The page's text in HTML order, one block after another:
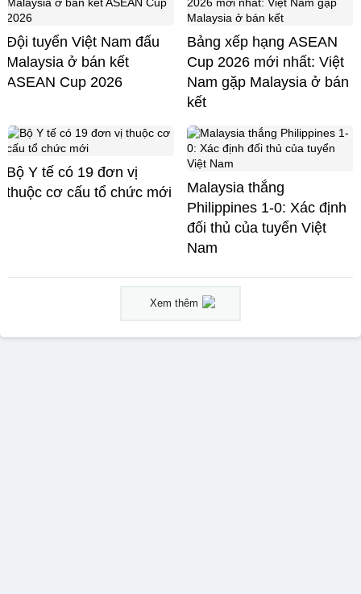
Đội tuyển Việt Nam đấu
Malaysia ở bán kết
ASEAN Cup 2026
Bảng xếp hạng ASEAN
Cup 2026 mới nhất: Việt
Nam gặp Malaysia ở bán
kết
Bộ Y tế có 19 đơn vị
thuộc cơ cấu tổ chức mới
Malaysia thắng
Philippines 1-0: Xác định
đối thủ của tuyển Việt
Nam
Xem thêm